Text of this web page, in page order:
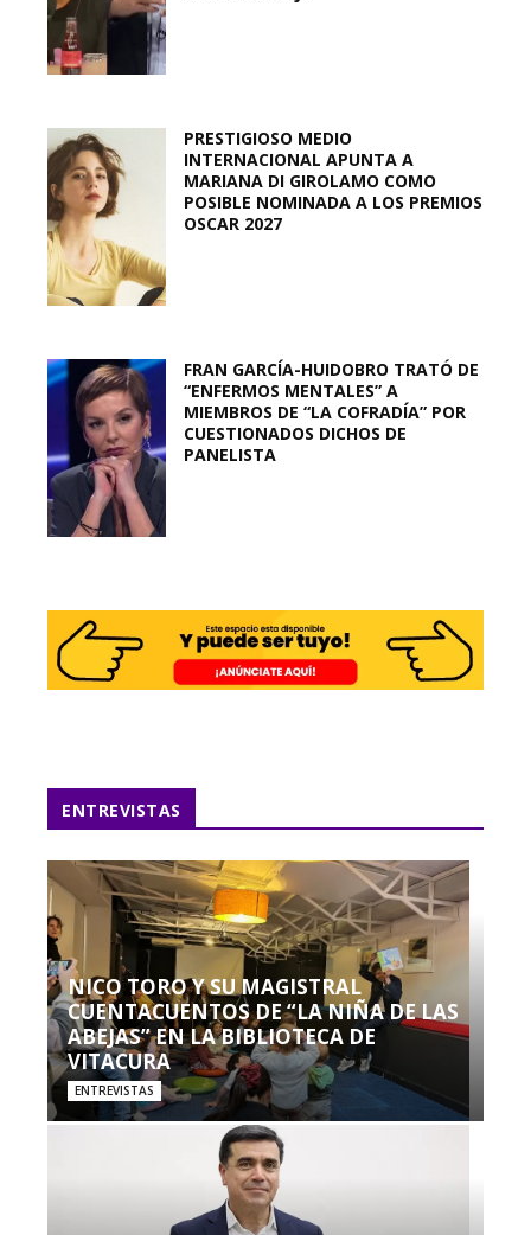
PRESTIGIOSO MEDIO
INTERNACIONAL APUNTA A
MARIANA DI GIROLAMO COMO
POSIBLE NOMINADA A LOS PREMIOS
OSCAR 2027
FRAN GARCÍA-HUIDOBRO TRATÓ DE
“ENFERMOS MENTALES” A
MIEMBROS DE “LA COFRADÍA” POR
CUESTIONADOS DICHOS DE
PANELISTA
ENTREVISTAS
NICO TORO Y SU MAGISTRAL
CUENTACUENTOS DE “LA NIÑA DE LAS
ABEJAS” EN LA BIBLIOTECA DE
VITACURA
ENTREVISTAS